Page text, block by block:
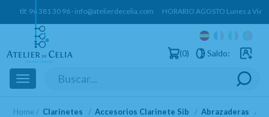
tlf. 96 381 30 96 · info@atelierdecelia.com HORARIO AGOSTO Lunes a
0 Saldo:
Toggle
navigation
Home Clarinetes Accesorios Clarinete Sib Abrazaderas